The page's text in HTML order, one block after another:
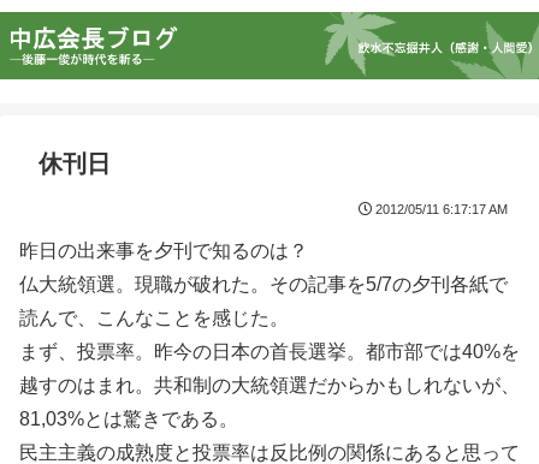
休刊日
2012/05/11 6:17:17 AM
昨日の出来事を夕刊で知るのは？
仏大統領選。現職が破れた。その記事を5/7の夕刊各紙で
読んで、こんなことを感じた。
まず、投票率。昨今の日本の首長選挙。都市部では40%を
越すのはまれ。共和制の大統領選だからかもしれないが、
81,03%とは驚きである。
民主主義の成熟度と投票率は反比例の関係にあると思って